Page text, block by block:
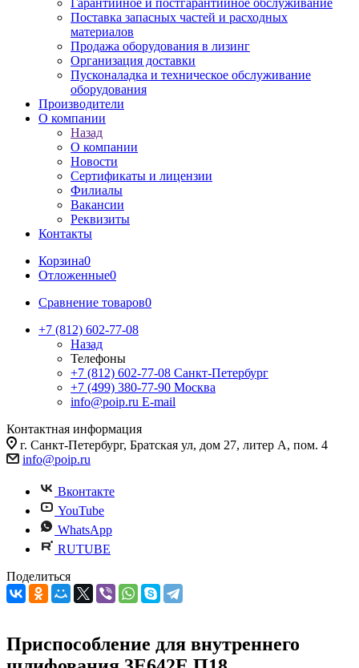
Гарантийное и постгарантийное обслуживание
Поставка запасных частей и расходных
материалов
Продажа оборудования в лизинг
Организация доставки
Пусконаладка и техническое обслуживание
оборудования
Производители
О компании
Назад
О компании
Новости
Сертификаты и лицензии
Филиалы
Вакансии
Реквизиты
Контакты
Корзина0
Отложенные0
Сравнение товаров0
+7 (812) 602-77-08
Назад
Телефоны
+7 (812) 602-77-08 Санкт-Петербург
+7 (499) 380-77-90 Москва
info@poip.ru E-mail
Контактная информация
г. Санкт-Петербург, Братская ул, дом 27, литер А, пом. 4
info@poip.ru
Вконтакте
YouTube
WhatsApp
RUTUBE
Поделиться
Приспособление для внутреннего